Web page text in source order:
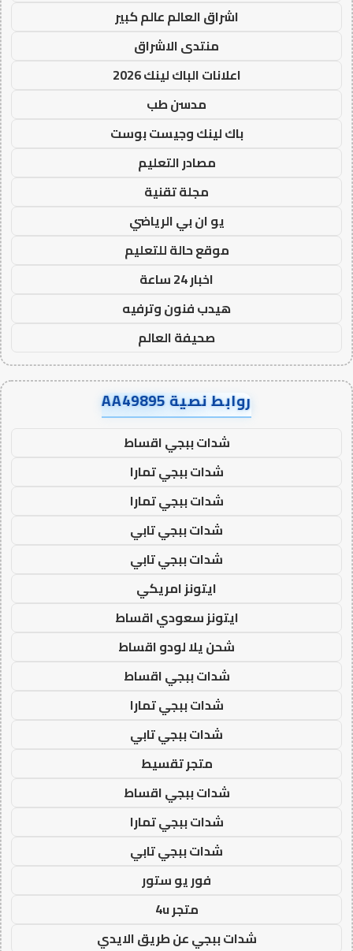
اشراق العالم عالم كبير
منتدى الاشراق
اعلانات الباك لينك 2026
مدسن طب
باك لينك وجيست بوست
مصادر التعليم
مجلة تقنية
يو ان بي الرياضي
موقع حالة للتعليم
اخبار 24 ساعة
هيدب فنون وترفيه
صحيفة العالم
روابط نصية AA49895
شدات ببجي اقساط
شدات ببجي تمارا
شدات ببجي تمارا
شدات ببجي تابي
شدات ببجي تابي
ايتونز امريكي
ايتونز سعودي اقساط
شحن يلا لودو اقساط
شدات ببجي اقساط
شدات ببجي تمارا
شدات ببجي تابي
متجر تقسيط
شدات ببجي اقساط
شدات ببجي تمارا
شدات ببجي تابي
فور يو ستور
متجر 4u
شدات ببجي عن طريق الايدي